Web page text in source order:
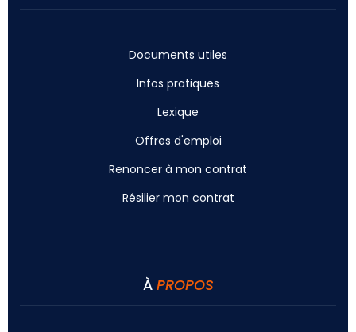
Documents utiles
Infos pratiques
Lexique
Offres d'emploi
Renoncer à mon contrat
Résilier mon contrat
À PROPOS